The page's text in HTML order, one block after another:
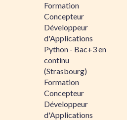
Formation
Concepteur
Développeur
d'Applications
Python - Bac+3 en
continu
(Strasbourg)
Formation
Concepteur
Développeur
d'Applications